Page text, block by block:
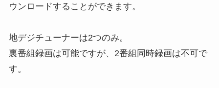
ウンロードすることができます。
地デジチューナーは2つのみ。
裏番組録画は可能ですが、 2番組同時録画は不可で
す。